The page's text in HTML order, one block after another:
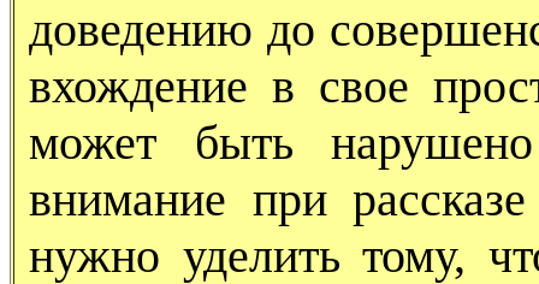
доведению до
вхождение в свое
может быть
внимание при
нужно уделить тому,